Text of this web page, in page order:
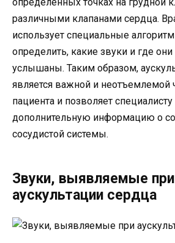
различными клапанами сердца.
использует специальные
определить, какие звуки и где
услышаны. Таким образом,
является важной и неотъемлемой
пациента и позволяет специалисту
дополнительную информацию о
сосудистой системы.
Звуки, выявляемые при
аускультации сердца